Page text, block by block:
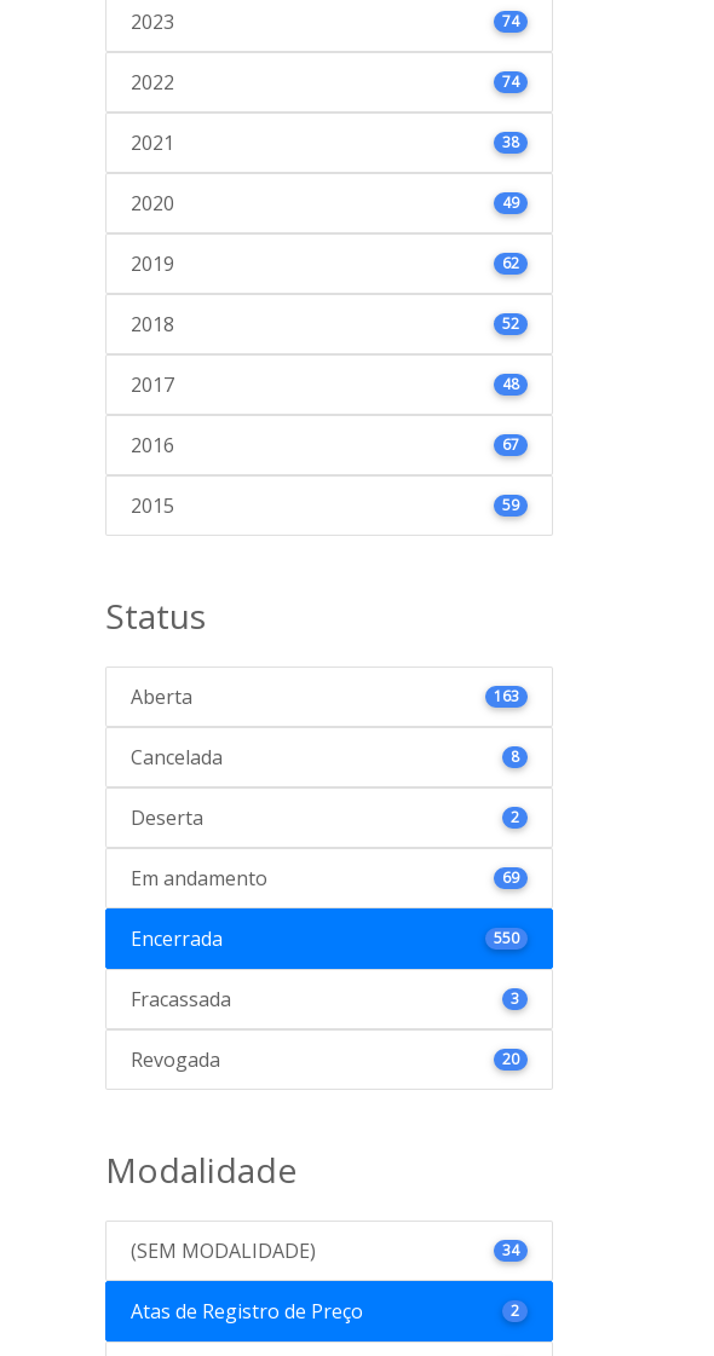
2023 74
2022 74
2021 38
2020 49
2019 62
2018 52
2017 48
2016 67
2015 59
Status
Aberta 163
Cancelada 8
Deserta 2
Em andamento 69
Encerrada 550
Fracassada 3
Revogada 20
Modalidade
(SEM MODALIDADE) 34
Atas de Registro de Preço 2